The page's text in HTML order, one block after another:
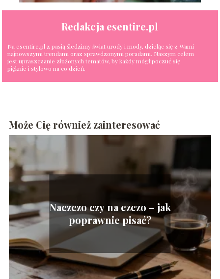
Redakcja esentire.pl
Na esentire.pl z pasją śledzimy świat urody i mody, dzieląc się z Wami
najnowszymi trendami oraz sprawdzonymi poradami. Naszym celem
jest upraszczanie złożonych tematów, by każdy mógł poczuć się
pięknie i stylowo na co dzień.
Może Cię również zainteresować
Naczczo czy na czczo – jak
poprawnie pisać?